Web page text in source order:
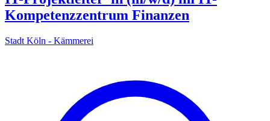
Kompetenzzentrum Finanzen
Stadt Köln - Kämmerei